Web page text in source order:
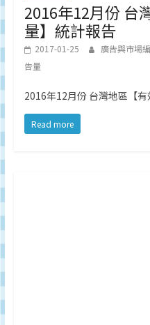
2016年12月份 台
量】統計報告
2017-01-25 廣告與市場
告量
2016年12月份 台灣地區【
Read more